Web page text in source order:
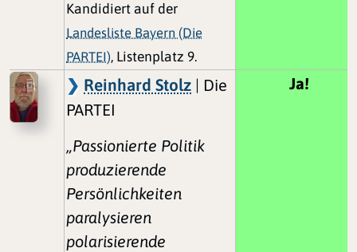
Kandidiert auf der
Landesliste Bayern (Die
PARTEI), Listenplatz 9.
Reinhard Stolz | Die
PARTEI
„Passionierte Politik
produzierende
Persönlichkeiten
paralysieren
polarisierende
Ja!